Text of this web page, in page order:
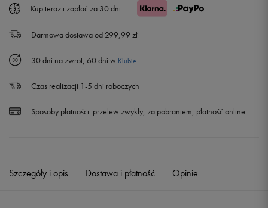
38
40
Kup teraz i zapłać za 30 dni |
Darmowa dostawa od 299,99 zł
30 dni na zwrot, 60 dni w Klubie
Czas realizacji 1-5 dni roboczych
Sposoby płatności: przelew zwykły, za pobraniem, płatność online
Szczegóły i opis Dostawa i płatność Opinie